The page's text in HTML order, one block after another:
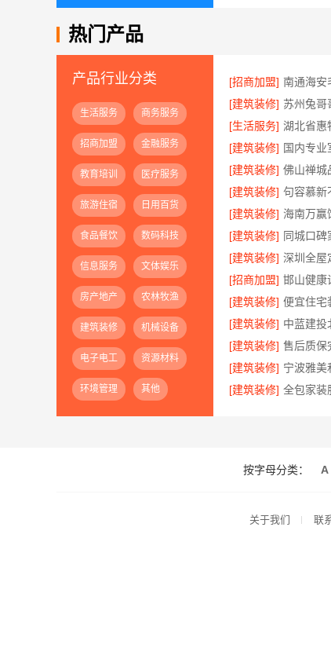
热门产品
产品行业分类
生活服务 商务服务
招商加盟 金融服务
教育培训 医疗服务
旅游住宿 日用百货
食品餐饮 数码科技
信息服务 文体娱乐
房产地产 农林牧渔
建筑装修 机械设备
电子电工 资源材料
环境管理 其他
[招商加盟]
[建筑装修]
[生活服务]
[建筑装修]
[建筑装修]
[建筑装修]
[建筑装修]
[建筑装修]
[建筑装修] 深圳全屋
[招商加盟]
[建筑装修]
[建筑装修]
[建筑装修]
[建筑装修]
[建筑装修]
按字母分类： A
关于我们 联